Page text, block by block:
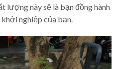
lượng này sẽ là bạn đồng hành
nghiệp của bạn.